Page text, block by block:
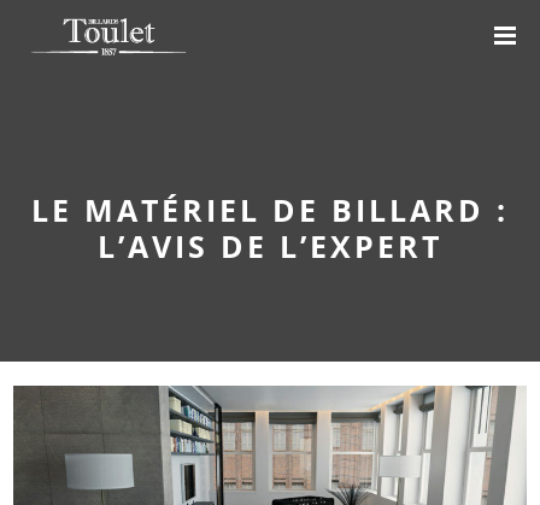
LE MATÉRIEL DE BILLARD :
L’AVIS DE L’EXPERT